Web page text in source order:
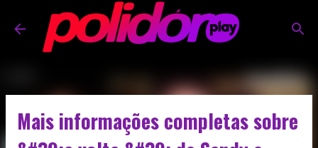
Pular para o conteúdo principal
Mais informações completas sobre